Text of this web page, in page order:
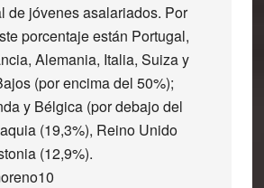
de jóvenes asalariados. Por
porcentaje están Portugal,
Alemania, Italia, Suiza y
(por encima del 50%);
y Bélgica (por debajo del
(19,3%), Reino Unido
(12,9%).